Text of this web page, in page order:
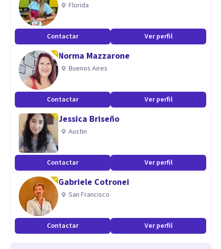
Florida
Contactar Ver perfil
Norma Mazzarone
Buenos Aires
Contactar Ver perfil
Jessica Briseño
Austin
Contactar Ver perfil
Gabriele Cotronei
San Francisco
Contactar Ver perfil